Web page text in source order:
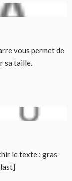
vous permet de
sa taille.
le texte : gras